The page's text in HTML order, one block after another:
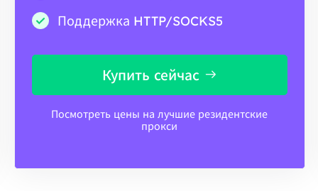
Поддержка HTTP/SOCKS5
Купить сейчас
Посмотреть цены на лучшие резидентские
прокси